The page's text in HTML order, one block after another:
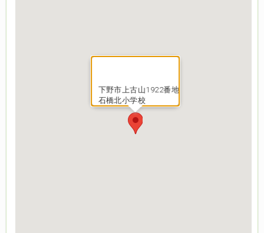
下野市上古山1922番地
石橋北小学校